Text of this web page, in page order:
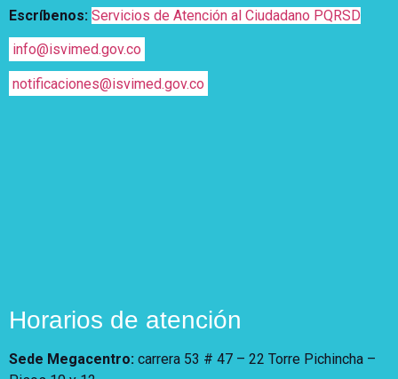
Más Información sobre Accesibilidad
Escríbenos: Servicios de Atención al Ciudadano PQRSD
info@isvimed.gov.co
notificaciones@isvimed.gov.co
Horarios de atención
Sede Megacentro: carrera 53 # 47 – 22 Torre Pichincha –